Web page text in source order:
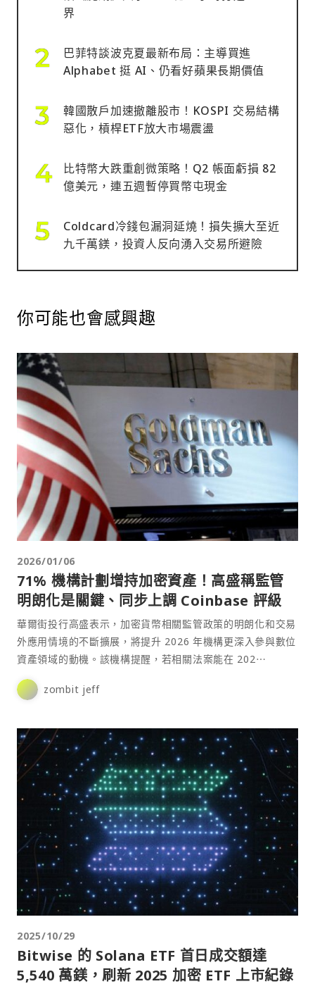
界
巴菲特談波克夏最新布局：主導買進
Alphabet 挺 AI、仍看好蘋果長期價值
韓國散戶加速撤離股市！KOSPI 交易結構
惡化，槓桿ETF放大市場震盪
比特幣大跌重創微策略！Q2 帳面虧損 82
億美元，連五週暫停買幣屯現金
Coldcard冷錢包漏洞延燒！損失擴大至近
九千萬鎂，投資人反向湧入交易所避險
你可能也會感興趣
2026/01/06
71% 機構計劃增持加密資產！高盛稱監管
明朗化是關鍵、同步上調 Coinbase 評級
華爾街投行高盛表示，加密貨幣相關監管政策的明朗化和交易
外應用情境的不斷擴展，將提升 2026 年機構更深入參與數位
資產領域的動機。該機構提醒，若相關法案能在 202⋯
zombit jeff
2025/10/29
Bitwise 的 Solana ETF 首日成交額達
5,540 萬鎂，刷新 2025 加密 ETF 上市紀錄